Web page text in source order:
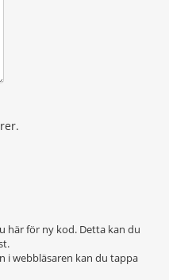
här för ny kod. Detta kan du
i webbläsaren kan du tappa